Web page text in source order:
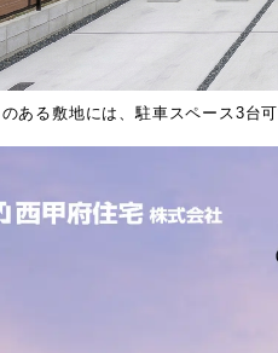
ある敷地には、駐車スペース3台